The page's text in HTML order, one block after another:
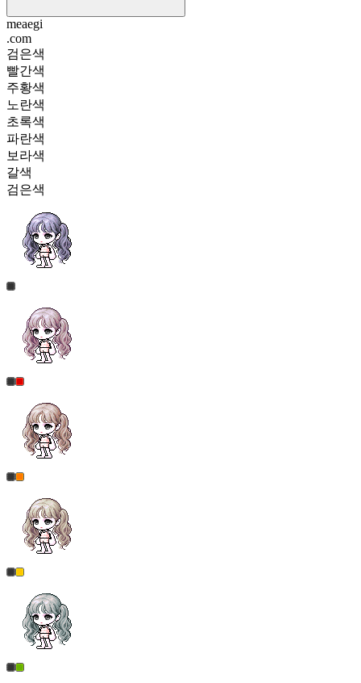
meaegi
.com
검은색
빨간색
주황색
노란색
초록색
파란색
보라색
갈색
검은색